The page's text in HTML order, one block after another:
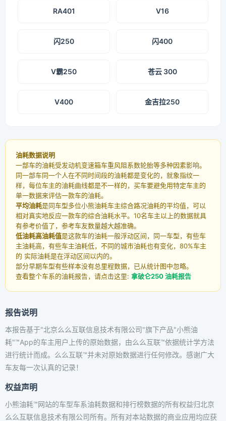
RA401 V16
闪250 闪400
V霸250 苍云 300
V400 金吉拉250
油耗数据说明
一部车的油耗受发动机变速箱车重风阻系数轮胎等多种因素影响。
同一部车同一个人在不同时间段的油耗都是变化的，就象指纹一
样，每位车主的油耗曲线都是不一样的，买车要避免用特定车主的
单一数据来评估一款车的油耗。
平均油耗是同车型多位小熊油耗车主综合路况油耗的平均值，可以
相对真实地反应一款车的综合油耗水平。10名车主以上的数据就具
有参考价值了，参考车友数量越大越准确。
低油耗高油耗值是这款车的油耗一般浮动区间，同一车型，有些车
主油耗高，有些车主油耗低，不同的城市油耗也有变化，80%车主
的 实际油耗是在浮动区间以内的。
部分早期车型有些样本没有总里程数据，已从统计图中忽略。
查看整个车系的油耗报告，请点击这里: 拿破仑250 油耗报告
报告说明
本报告基于"北京么么互联信息技术有限公司"旗下产品"小熊油
耗"™App的车主用户上传的原始数据，由么么互联™依据统计学方法
进行统计而成。么么互联™并未对原始数据进行任何修改。感谢广大
车友每一次认真的记录！
权益声明
小熊油耗™网站的车型车系油耗数据和排行榜数据的所有权益归北京
么么互联信息技术有限公司所有。所有对本站数据的商业应用均应获